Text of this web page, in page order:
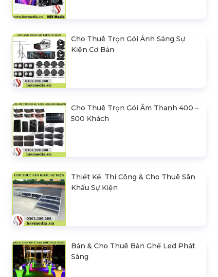
Cho Thuê Trọn Gói Ánh Sáng Sự
Kiện Cơ Bản
Cho Thuê Trọn Gói Âm Thanh 400 –
500 Khách
Thiết Kế, Thi Công & Cho Thuê Sân
Khấu Sự Kiện
Bán & Cho Thuê Bàn Ghế Led Phát
Sáng